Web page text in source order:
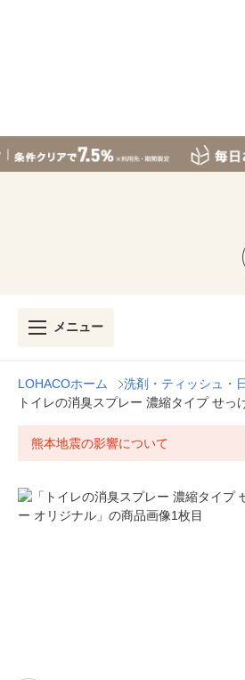
メニュー
LOHACOホーム 洗剤・ティッシュ・
トイレの消臭スプレー 濃縮タイプ せ
熊本地震の影響について